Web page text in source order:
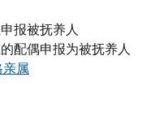
报被抚养人
配偶申报为被抚养人
属